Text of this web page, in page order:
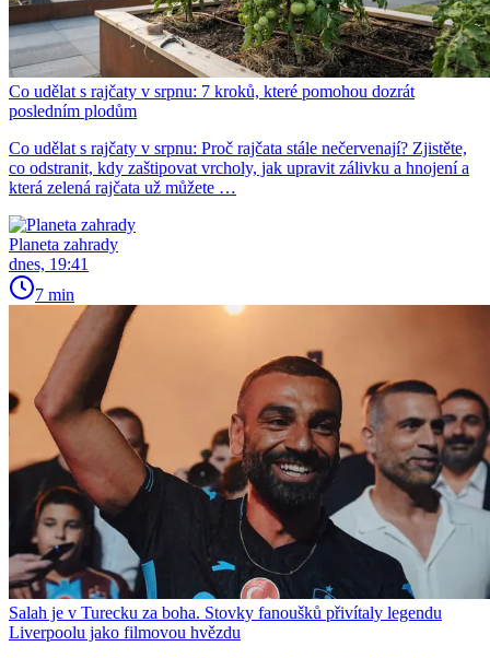
Co udělat s rajčaty v srpnu: 7 kroků, které pomohou dozrát
posledním plodům
Co udělat s rajčaty v srpnu: Proč rajčata stále nečervenají? Zjistěte,
co odstranit, kdy zaštipovat vrcholy, jak upravit zálivku a hnojení a
která zelená rajčata už můžete …
Planeta zahrady
dnes, 19:41
7 min
Salah je v Turecku za boha. Stovky fanoušků přivítaly legendu
Liverpoolu jako filmovou hvězdu